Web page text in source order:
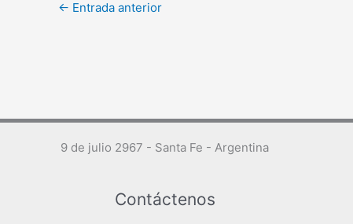
← Entrada anterior
9 de julio 2967 - Santa Fe - Argentina
Contáctenos